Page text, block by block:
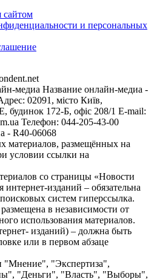
сайтом
и персональных
медиа Название онлайн-медиа -
02091, місто Київ,
172-Б, офіс 208/1 E-mail:
Телефон: 044-205-43-00
- R40-06068
материалов, размещённых на
условии ссылки на
со страницы «Новости
изданий – обязательна
систем гиперссылка.
в независимости от
использования материалов.
изданий) – должна быть
или в первом абзаце
"Мнение", "Экспертиза",
"Деньги", "Власть", "Выборы",